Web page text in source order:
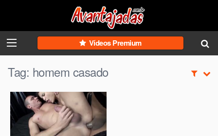
content
Vídeos Premium
Tag: homem casado